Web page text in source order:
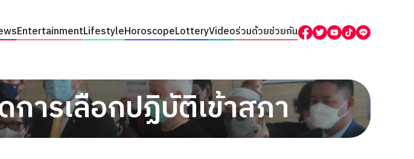
EntertainmentLifestyleHoroscopeLotteryVideoร่วมด้วยช่วยกัน
ารเลือกปฏิบัติเข้าสภา